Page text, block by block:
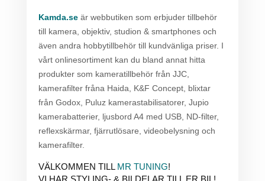
Kamda.seär webbutiken som erbjuder tillbehör
till kamera, objektiv, studion & smartphones och
även andra hobbytillbehör till kundvänliga priser. I
vårt onlinesortiment kan du bland annat hitta
produkter som kameratillbehör från JJC,
kamerafilter fråna Haida, K&F Concept, blixtar
från Godox, Puluz kamerastabilisatorer, Jupio
kamerabatterier, ljusbord A4 med USB, ND-filter,
reflexskärmar, fjärrutlösare, videobelysning och
kamerafilter.
VÄLKOMMEN TILL MR TUNING!
VI HAR STYLING- & BILDELAR TILL ER BIL!